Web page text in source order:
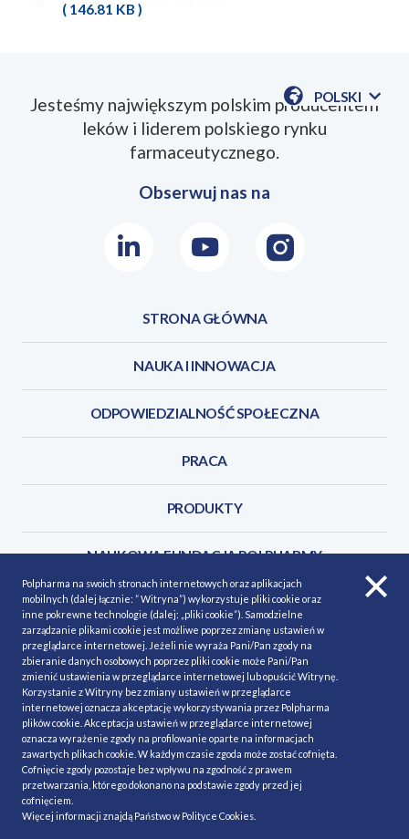
( 146.81 KB )
POLSKI
POKAŻ
Jesteśmy największym polskim producentem
leków i liderem polskiego rynku
farmaceutycznego.
Obserwuj nas na
LinkedInYoutubeInstagram
STRONA GŁÓWNA
NAUKA I INNOWACJA
ODPOWIEDZIALNOŚĆ SPOŁECZNA
PRACA
PRODUKTY
NAUKOWA FUNDACJA POLPHARMY
KONTAKT
POLITYKA COOKIES
Polityka prywatności
MAPA STRONY
NASZE SERWISY
MATERIAŁY DO POBRANIA
MINIMALIZACJA RYZYKA
Polpharma na swoich stronach internetowych oraz aplikacjach
mobilnych (dalej łącznie: ” Witryna”) wykorzystuje pliki cookie oraz
inne pokrewne technologie (dalej: „pliki cookie”). Samodzielne
zarządzanie plikami cookie jest możliwe poprzez zmianę ustawień w
przeglądarce internetowej. Jeżeli nie wyraża Pani/Pan zgody na
zbieranie danych osobowych poprzez pliki cookie może Pani/Pan
zmienić ustawienia w przeglądarce internetowej lub opuścić Witrynę.
Korzystanie z Witryny bez zmiany ustawień w przeglądarce
internetowej oznacza akceptację wykorzystywania przez Polpharma
plików cookie. Akceptacja ustawień w przeglądarce internetowej
oznacza wyrażenie zgody na profilowanie oparte na informacjach
zawartych plikach cookie. W każdym czasie zgoda może zostać cofnięta.
Cofnięcie zgody pozostaje bez wpływu na zgodność z prawem
przetwarzania, którego dokonano na podstawie zgody przed jej
cofnięciem.
Więcej informacji znajdą Państwo w Polityce Cookies.